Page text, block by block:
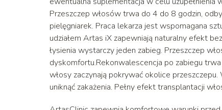
Przeszczep włosów trwa do 4 do 8 godzin,
pielęgniarek. Praca lekarza jest wspomagana
udziałem Artas iX zapewniają naturalny efekt
łysienia wystarczy jeden zabieg. Przeszczep
dyskomfortu.Rekonwalescencja po zabiegu
włosy zaczynają pokrywać okolice
uniknąć zakażenia. Pełny efekt transplantacji